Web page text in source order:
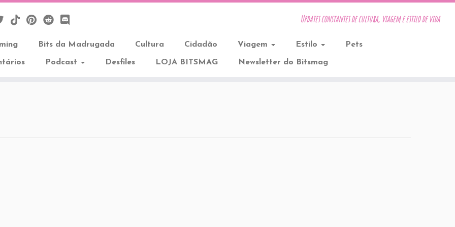
Updates constantes de cultura, viagem e estilo de vida
Bits da Madrugada Cultura Cidadão Viagem Estilo Pets
Podcast Desfiles LOJA BITSMAG Newsletter do Bitsmag